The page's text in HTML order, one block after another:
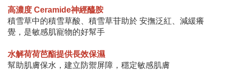
高濃度 Ceramide神經醯胺
積雪草中的積雪草酸、積雪草苷助於 安撫泛紅、減緩癢
覺，是敏感肌寵物的好幫手
水解荷荷芭酯提供長效保濕
幫助肌膚保水，建立防禦屏障，穩定敏感肌膚